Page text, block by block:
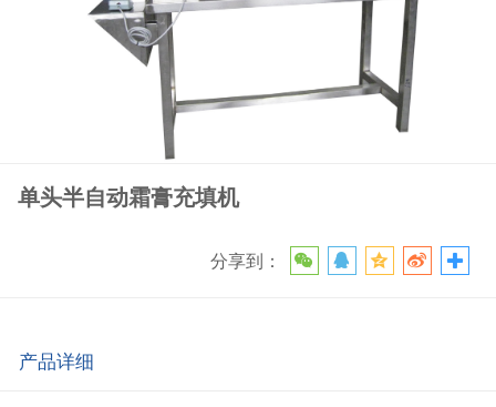
单头半自动霜膏充填机
分享到：
产品详细